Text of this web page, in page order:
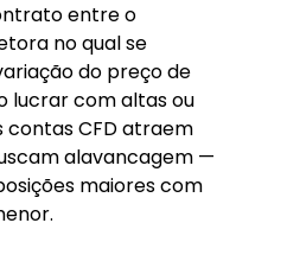
entre o
no qual se
do preço de
lucrar com altas ou
contas CFD atraem
alavancagem —
maiores com